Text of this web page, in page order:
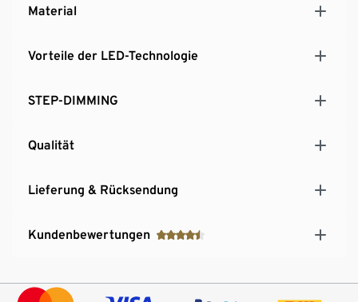
Material
Vorteile der LED-Technologie
STEP-DIMMING
Qualität
Lieferung & Rücksendung
Kundenbewertungen